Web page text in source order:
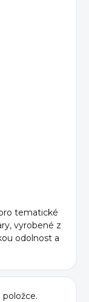
tematické
vyrobené z
odolnost a